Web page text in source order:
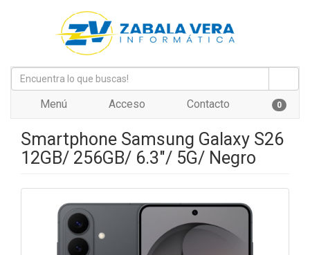
Menú Acceso Contacto 0
Smartphone Samsung Galaxy S26
12GB/ 256GB/ 6.3"/ 5G/ Negro